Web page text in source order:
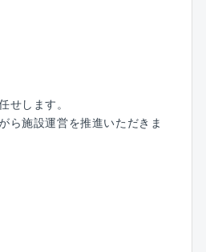
では珍しく20-30代の方も多く
、
90%以上を誇ります。
途入社でも馴染みやすい
、牧場スタッフ、JA職員な
も多数活躍
面談で孤立を防止
で、ベテラン社員が丁寧に
せします。
ら施設運営を推進いただきま
排水等)の小修繕や専有部清掃
ルや様々な施設の維持・資産
あるビル作りを通じて社会に
す。